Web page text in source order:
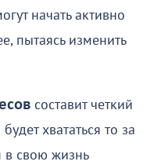
начать активно
пытаясь изменить
составит четкий
хвататься то за
в свою жизнь